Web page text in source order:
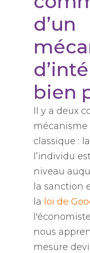
d’un
bien
Il y a deux
mécanisme
classique :
l’individu
niveau
la sanction
la loi de
nous
mesure